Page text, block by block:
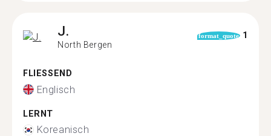
J.
North Bergen
format_quote 1
FLIESSEND
Englisch
LERNT
Koreanisch